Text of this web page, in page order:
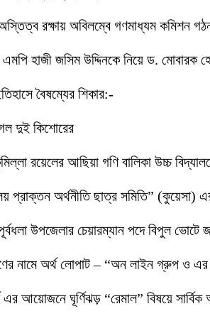
অস্তিত্ব রক্ষায় অবিলম্বে গণমাধ্যম কমিশন
হাজী জসিম উদ্দিনকে নিয়ে ড. মোবারক
বৈষম্যের শিকার:-
দুই কিশোরের
রয়েলের আছিয়া গণি বালিকা উচ্চ
প্রাক্তন অর্থনীতি ছাত্র সমিতি”
উপজেলার চেয়ারম্যান পদে বিপুল
নামে অর্থ লোপাট – “অন লাইন গ্রুপ ও
এর আয়োজনে ঘূর্ণিঝড় “রেমাল” বিষয়ে